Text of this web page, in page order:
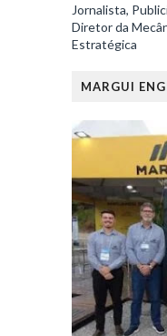
Jornalista,
Diretor da
Estratégica
MARGUI